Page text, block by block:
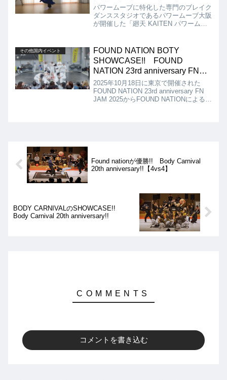
パワームーブに特化した専門のブレイク
ダンススタジオであるパワームーブ大阪
が開催した「廻天 KAITEN パワームー
KIYOSONIC、一般の部がFROZENとな
りました!!
その他国内イベント
FOUND NATION BOTY
SHOWCASE!! FOUND
NATION 23rd anniversary FN
JAM 2025!!
2025年10月18日に東京で開催された
FOUND NATION 23rd anniversary FN
JAM 2025からFOUND NATIONによる
Found nationが優勝!! Body Carnival
20th anniversary!!【4vs4】
BODY CARNIVALのSHOWCASE!!
Body Carnival 20th anniversary!!
コメントを書き込む